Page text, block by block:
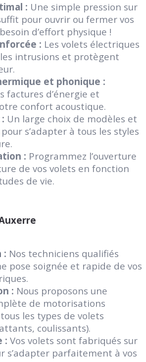
: Une simple pression sur
pour ouvrir ou fermer vos
d’effort physique !
: Les volets électriques
intrusions et protègent
et phonique :
factures d’énergie et
confort acoustique.
Un large choix de modèles et
s’adapter à tous les styles
: Programmez l’ouverture
de vos volets en fonction
de vie.
: Nos techniciens qualifiés
pose soignée et rapide de vos
: Nous proposons une
de motorisations
les types de volets
coulissants).
: Vos volets sont fabriqués sur
s’adapter parfaitement à vos